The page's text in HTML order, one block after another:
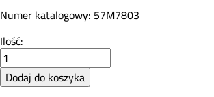
Numer katalogowy: 57M7803
Oprawa
złączki
elektrycznej
John
Ilość:
Dodaj do koszyka